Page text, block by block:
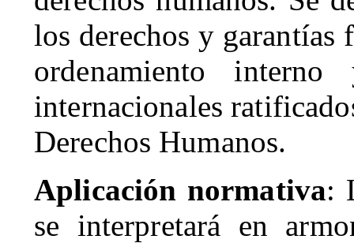
los derechos y garantías
ordenamiento
internacionales
Derechos Humanos.
Aplicación normativa:
se interpretará en